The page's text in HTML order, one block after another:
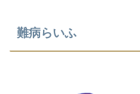
難病らいふ